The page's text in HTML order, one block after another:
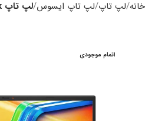
خانه لپ تاپ لپ تاپ ایسوس لپ تاپ Vivobook
اتمام موجودی